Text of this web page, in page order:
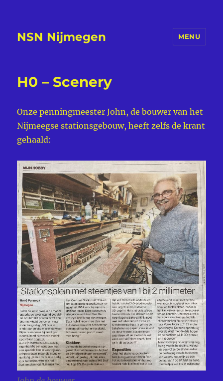
NSN Nijmegen MENU
H0 – Scenery
Onze penningmeester John, de bouwer van het
Nijmeegse stationsgebouw, heeft zelfs de krant
gehaald: